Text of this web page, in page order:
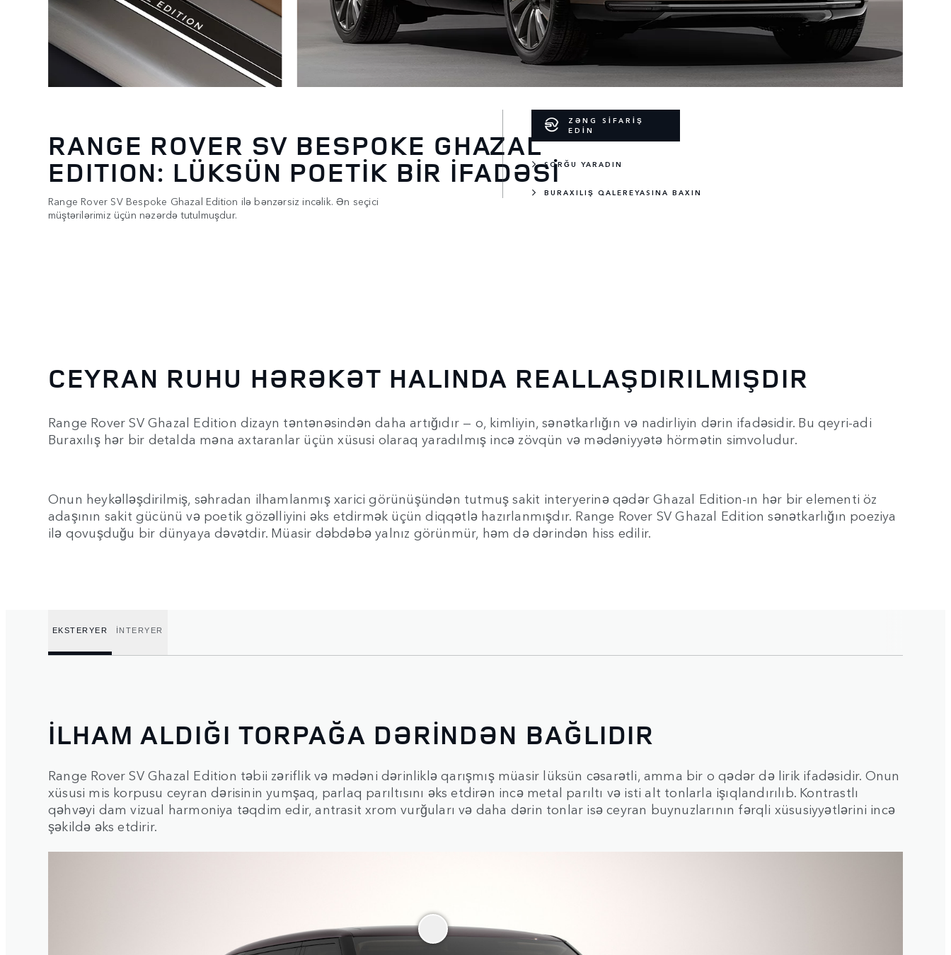
RANGE ROVER SV BESPOKE GHAZAL
EDITION: LÜKSÜN POETİK BİR İFADƏSİ
Range Rover SV Bespoke Ghazal Edition ilə bənzərsiz incəlik. Ən seçici
müştərilərimiz üçün nəzərdə tutulmuşdur.
ZƏNG SİFARİŞ
EDİN
SORĞU YARADIN
BURAXILIŞ QALEREYASINA BAXIN
CEYRAN RUHU HƏRƏKƏT HALINDA REALLAŞDIRILMIŞDIR
Range Rover SV Ghazal Edition dizayn təntənəsindən daha artığıdır — o, kimliyin, sənətkarlığın və nadirliyin dərin ifadəsidir. Bu qeyri-adi
Buraxılış hər bir detalda məna axtaranlar üçün xüsusi olaraq yaradılmış incə zövqün və mədəniyyətə hörmətin simvoludur.
Onun heykəlləşdirilmiş, səhradan ilhamlanmış xarici görünüşündən tutmuş sakit interyerinə qədər Ghazal Edition-ın hər bir elementi öz
adaşının sakit gücünü və poetik gözəlliyini əks etdirmək üçün diqqətlə hazırlanmışdır. Range Rover SV Ghazal Edition sənətkarlığın poeziya
ilə qovuşduğu bir dünyaya dəvətdir. Müasir dəbdəbə yalnız görünmür, həm də dərindən hiss edilir.
EKSTERYER İNTERYER
İLHAM ALDIĞI TORPAĞA DƏRİNDƏN BAĞLIDIR
Range Rover SV Ghazal Edition təbii zəriflik və mədəni dərinliklə qarışmış müasir lüksün cəsarətli, amma bir o qədər də lirik ifadəsidir. Onun
xüsusi mis korpusu ceyran dərisinin yumşaq, parlaq parıltısını əks etdirən incə metal parıltı və isti alt tonlarla işıqlandırılıb. Kontrastlı
qəhvəyi dam vizual harmoniya təqdim edir, antrasit xrom vurğuları və daha dərin tonlar isə ceyran buynuzlarının fərqli xüsusiyyətlərini incə
şəkildə əks etdirir.